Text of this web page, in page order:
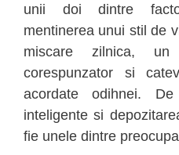
unii doi dintre
mentinerea unui stil de
miscare zilnica,
corespunzator si
acordate odihnei. De
inteligente si
fie unele dintre